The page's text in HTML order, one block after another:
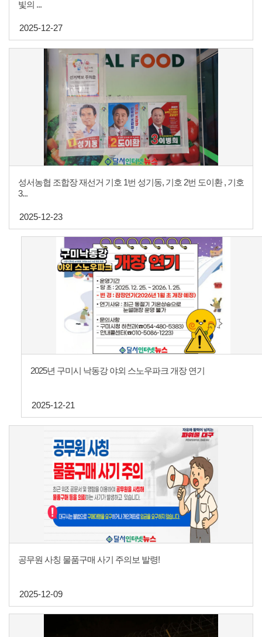
빛의 ...
2025-12-27
성서농협 조합장 재선거 기호 1번 성기동, 기호 2번 도이환 , 기호
3...
2025-12-23
2025년 구미시 낙동강 야외 스노우파크 개장 연기
2025-12-21
공무원 사칭 물품구매 사기 주의보 발령!
2025-12-09